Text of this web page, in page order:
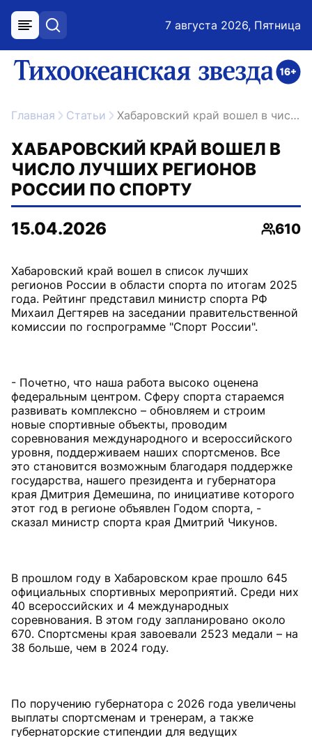
меню поиск 7 августа 2026, Пятница
ссылка на главную
Главная Статьи Хабаровский край вошел в число лучших регионов России по спорту
ХАБАРОВСКИЙ КРАЙ ВОШЕЛ В
ЧИСЛО ЛУЧШИХ РЕГИОНОВ
РОССИИ ПО СПОРТУ
15.04.2026
610
Хабаровский край вошел в список лучших
регионов России в области спорта по итогам 2025
года. Рейтинг представил министр спорта РФ
Михаил Дегтярев на заседании правительственной
комиссии по госпрограмме "Спорт России".
- Почетно, что наша работа высоко оценена
федеральным центром. Сферу спорта стараемся
развивать комплексно – обновляем и строим
новые спортивные объекты, проводим
соревнования международного и всероссийского
уровня, поддерживаем наших спортсменов. Все
это становится возможным благодаря поддержке
государства, нашего президента и губернатора
края Дмитрия Демешина, по инициативе которого
этот год в регионе объявлен Годом спорта, -
сказал министр спорта края Дмитрий Чикунов.
В прошлом году в Хабаровском крае прошло 645
официальных спортивных мероприятий. Среди них
40 всероссийских и 4 международных
соревнования. В этом году запланировано около
670. Спортсмены края завоевали 2523 медали – на
38 больше, чем в 2024 году.
По поручению губернатора с 2026 года увеличены
выплаты спортсменам и тренерам, а также
губернаторские стипендии для ведущих